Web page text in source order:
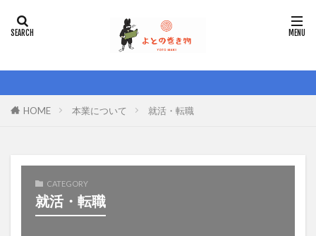
HOME 本業について 就活・転職
CATEGORY
就活・転職